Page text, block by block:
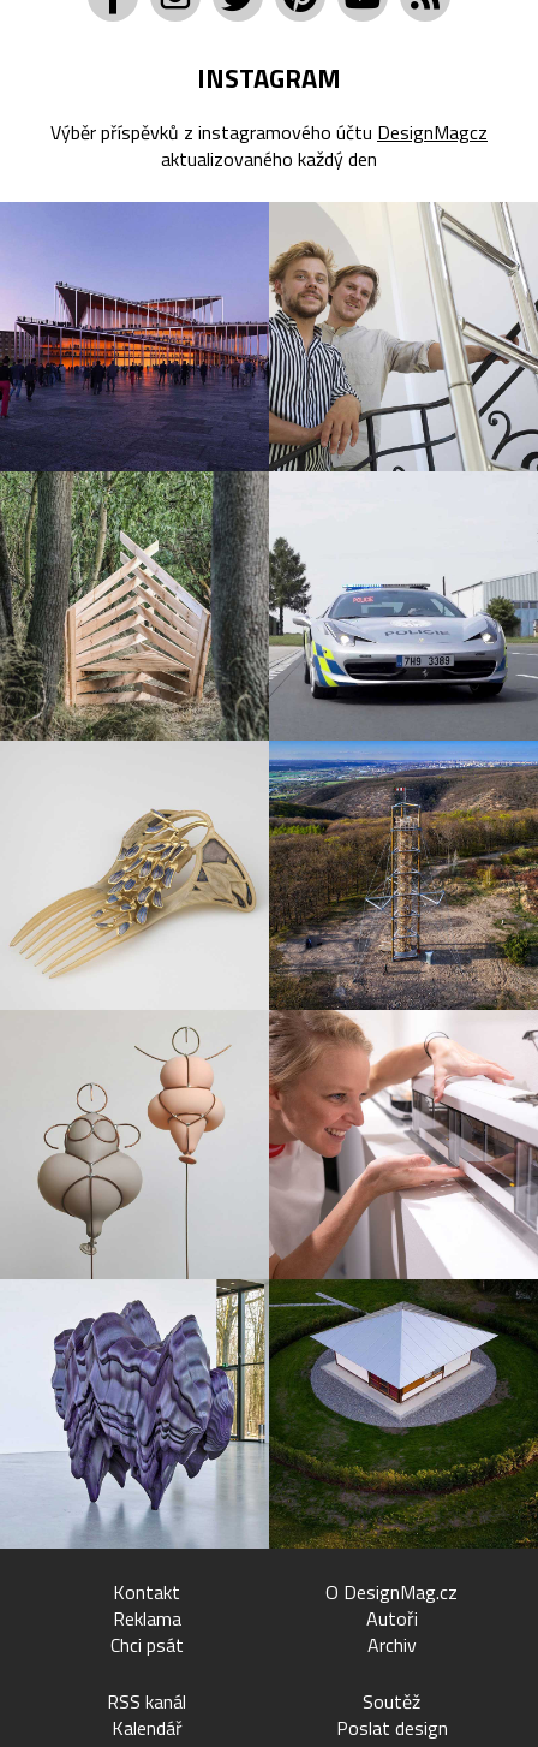
INSTAGRAM
Výběr příspěvků z instagramového účtu DesignMagcz
aktualizovaného každý den
Kontakt
Reklama
Chci psát
O DesignMag.cz
Autoři
Archiv
RSS kanál
Kalendář
Soutěž
Poslat design